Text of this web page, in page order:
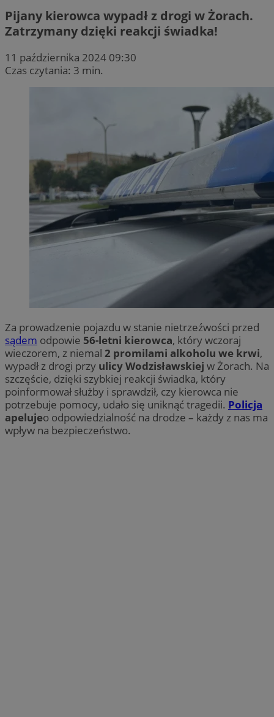
Pijany kierowca wypadł z drogi w Żorach.
Zatrzymany dzięki reakcji świadka!
11 października 2024 09:30
Czas czytania: 3 min.
Za prowadzenie pojazdu w stanie nietrzeźwości przed
sądem odpowie 56-letni kierowca, który wczoraj
wieczorem, z niemal 2 promilami alkoholu we krwi,
wypadł z drogi przy ulicy Wodzisławskiej w Żorach. Na
szczęście, dzięki szybkiej reakcji świadka, który
poinformował służby i sprawdził, czy kierowca nie
potrzebuje pomocy, udało się uniknąć tragedii. Policja
apelujeo odpowiedzialność na drodze – każdy z nas ma
wpływ na bezpieczeństwo.